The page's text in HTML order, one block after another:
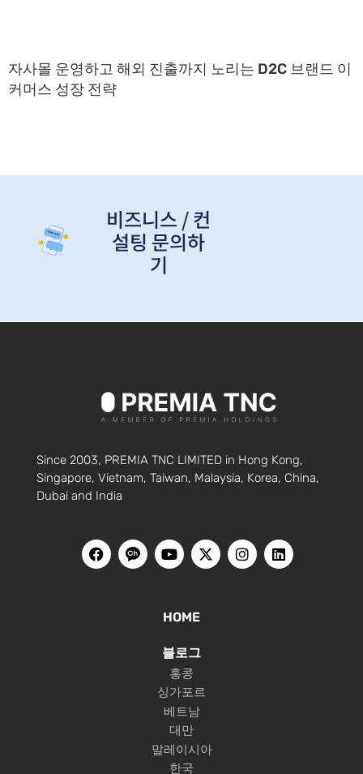
자사몰 운영하고 해외 진출까지 노리는 D2C 브랜드 이
커머스 성장 전략
비즈니스 / 컨
설팅 문의하
기
Since 2003, PREMIA TNC LIMITED in Hong Kong,
Singapore, Vietnam, Taiwan, Malaysia, Korea, China,
Dubai and India
HOME
블로그
홍콩
싱가포르
베트남
대만
말레이시아
한국